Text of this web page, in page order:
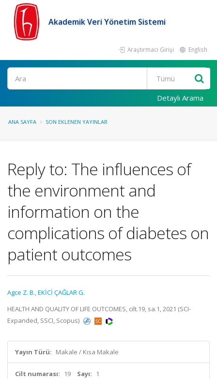
Akademik Veri Yönetim Sistemi
Araştırmacı Girişi English
Ara
Detaylı Arama
ANA SAYFA SON EKLENEN YAYINLAR
Reply to: The influences of
the environment and
information on the
complications of diabetes on
patient outcomes
Agce Z. B.,EKİCİ ÇAĞLAR G.
HEALTH AND QUALITY OF LIFE OUTCOMES, cilt.19, sa.1, 2021 (SCI-
Expanded, SSCI, Scopus)
Yayın Türü: Makale / Kısa Makale
Cilt numarası: 19 Sayı: 1